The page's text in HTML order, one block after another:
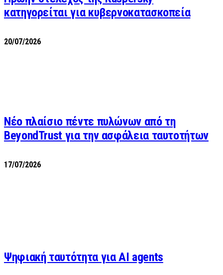
κατηγορείται για κυβερνοκατασκοπεία
20/07/2026
Νέο πλαίσιο πέντε πυλώνων από τη
BeyondTrust για την ασφάλεια ταυτοτήτων
17/07/2026
Ψηφιακή ταυτότητα για AI agents